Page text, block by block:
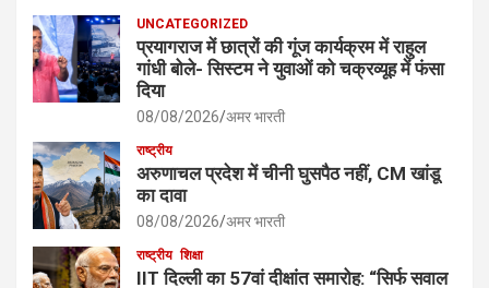
UNCATEGORIZED
प्रयागराज में छात्रों की गूंज कार्यक्रम में राहुल
गांधी बोले- सिस्टम ने युवाओं को चक्रव्यूह में फंसा
दिया
08/08/2026 अमर भारती
राष्ट्रीय
अरुणाचल प्रदेश में चीनी घुसपैठ नहीं, CM खांडू
का दावा
08/08/2026 अमर भारती
राष्ट्रीय शिक्षा
IIT दिल्ली का 57वां दीक्षांत समारोह: “सिर्फ सवाल